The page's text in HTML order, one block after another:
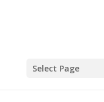
Select Page